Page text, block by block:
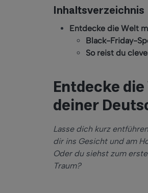
Inhaltsverzeichnis
Entdecke die Welt
Black-Friday-
So reist du
Entdecke
deiner
Lasse dich kurz
dir ins Gesicht und am
Oder du siehst zum
Traum?